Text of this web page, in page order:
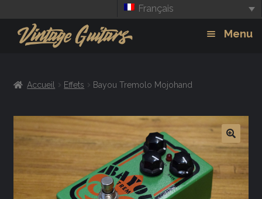
Français
Menu
Amplis
Effets
Accueil Effets Bayou Tremolo Mojohand